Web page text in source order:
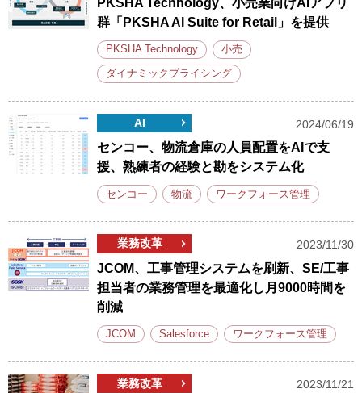
PKSHA Technology、小売業向けAIアプリ
群「PKSHA AI Suite for Retail」を提供
PKSHA Technology 小売
ダイナミックプライシング
AI 2024/06/19
センコー、物流倉庫の人員配置をAIで支
援、熟練者の経験と勘をシステム化
センコー 物流 ワークフォース管理
業務改革 2023/11/30
JCOM、工事管理システムを刷新、SE/工事
担当者の業務管理を最適化し月9000時間を
削減
JCOM Salesforce ワークフォース管理
業務改革 2023/11/21